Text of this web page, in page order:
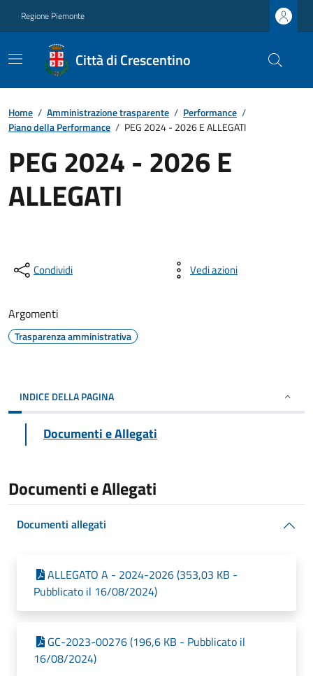
Regione Piemonte
Città di Crescentino
Home / Amministrazione trasparente / Performance /
Piano della Performance / PEG 2024 - 2026 E ALLEGATI
PEG 2024 - 2026 E
ALLEGATI
Condividi Vedi azioni
Argomenti
Trasparenza amministrativa
INDICE DELLA PAGINA
Documenti e Allegati
Documenti e Allegati
Documenti allegati
ALLEGATO A - 2024-2026 (353,03 KB -
Pubblicato il 16/08/2024)
GC-2023-00276 (196,6 KB - Pubblicato il
16/08/2024)